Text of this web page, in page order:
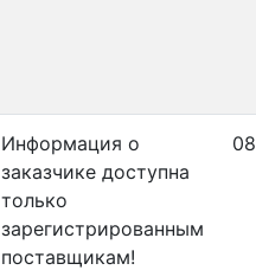
Информация о
заказчике доступна
только
зарегистрированным
поставщикам!